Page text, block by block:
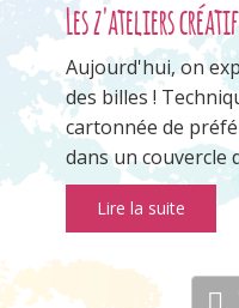
Les z'ateliers
Aujourd'hui, on
des billes !
cartonnée de
dans un couvercle
Lire la suite